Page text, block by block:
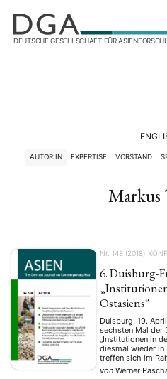
DEUTSCHE GESELLSCHAFT FÜR
AUTOR:IN EXPERTISE VORSTAND
Markus
Nr. 148 (2018)
6. Duisburg-
Ostasiens“
Duisburg, 19.
sechsten Mal der
„Institutionen in
diesmal wieder in
treffen sich im
Ansätze
von Werner